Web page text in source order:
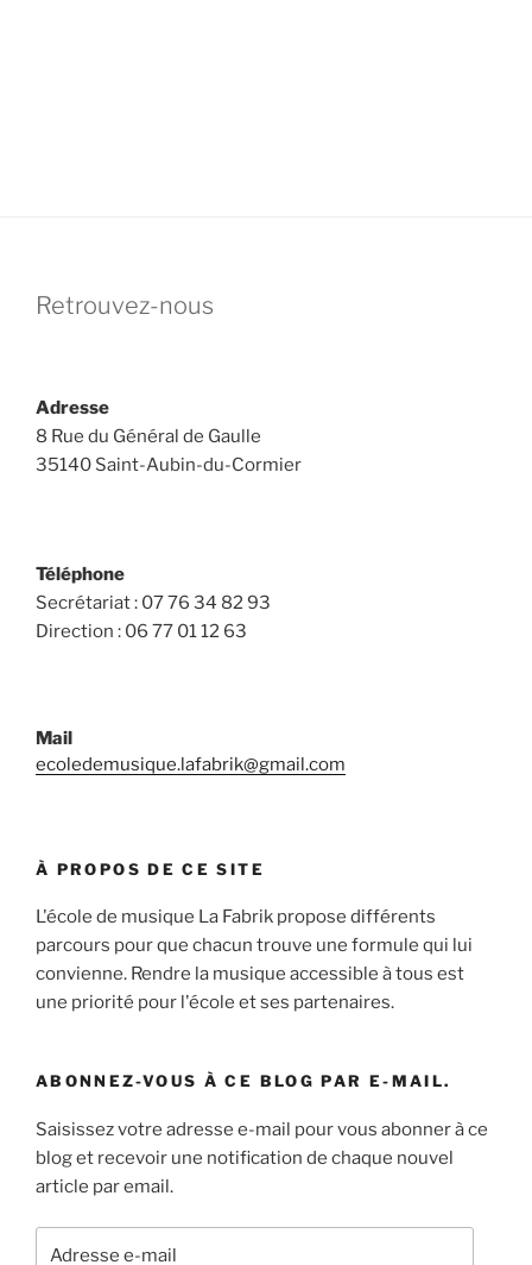
Retrouvez-nous
Adresse
8 Rue du Général de Gaulle
35140 Saint-Aubin-du-Cormier
Téléphone
Secrétariat : 07 76 34 82 93
Direction : 06 77 01 12 63
Mail
ecoledemusique.lafabrik@gmail.com
À PROPOS DE CE SITE
L'école de musique La Fabrik propose différents
parcours pour que chacun trouve une formule qui lui
convienne. Rendre la musique accessible à tous est
une priorité pour l'école et ses partenaires.
ABONNEZ-VOUS À CE BLOG PAR E-MAIL.
Saisissez votre adresse e-mail pour vous abonner à ce
blog et recevoir une notification de chaque nouvel
article par email.